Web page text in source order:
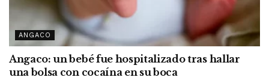
ANGACO
Angaco: un bebé fue hospitalizado tras hallar
una bolsa con cocaína en su boca